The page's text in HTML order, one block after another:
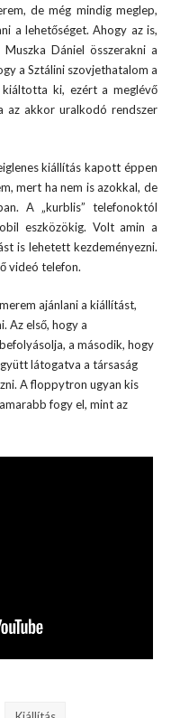
de még mindig meglep,
a lehetőséget. Ahogy az is,
Dániel összerakni a
a Sztálini szovjethatalom a
kiáltotta ki, ezért a meglévő
az akkor uralkodó rendszer
kiállítás kapott éppen
mert ha nem is azokkal, de
A „kurblis” telefonoktól
eszközökig. Volt amin a
is lehetett kezdeményezni.
videó telefon.
ajánlani a kiállítást,
Az első, hogy a
a második, hogy
látogatva a társaság
A floppytron ugyan kis
fogy el, mint az